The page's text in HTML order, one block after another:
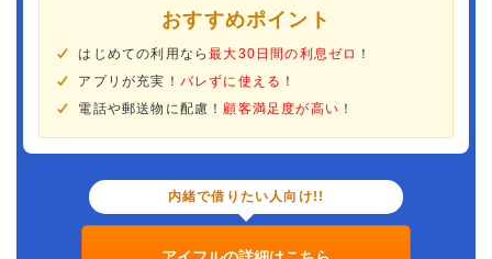
おすすめポイント
はじめての利用なら最大30日間の利息ゼロ ！
アプリが充実！ バレずに使える ！
電話や郵送物に配慮！ 顧客満足度が高い ！
内緒で借りたい人向け!!